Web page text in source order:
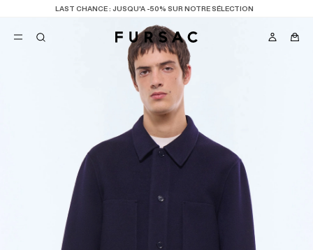
LAST CHANCE : JUSQU'A -50% SUR NOTRE SÉLECTION
SUGGESTIONS
MEILLEURES VENTES
NOUVELLE COLLECTION
LAST CHANCE